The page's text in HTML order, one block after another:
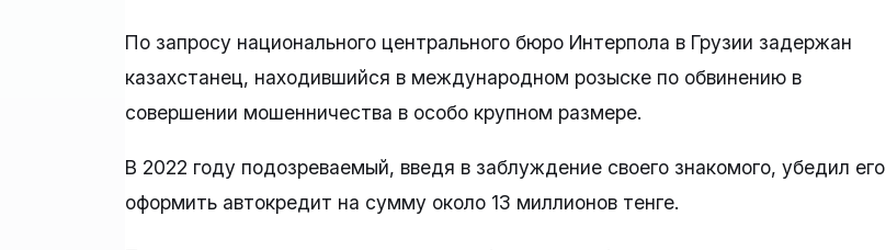
По запросу национального центрального бюро Интерпола в Грузии задержан
казахстанец, находившийся в международном розыске по обвинению в
совершении мошенничества в особо крупном размере.
В 2022 году подозреваемый, введя в заблуждение своего знакомого, убедил его
оформить автокредит на сумму около 13 миллионов тенге.